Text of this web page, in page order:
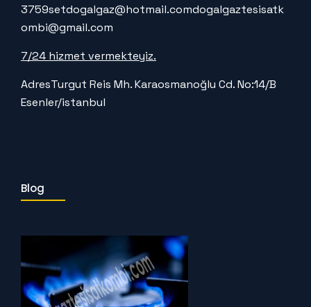
3759setdogalgaz@hotmail.comdogalgaztesisatk
ombi@gmail.com
7/24 hizmet vermekteyiz.
AdresTurgut Reis Mh. Karaosmanoğlu Cd. No:14/B
Esenler/istanbul
Blog